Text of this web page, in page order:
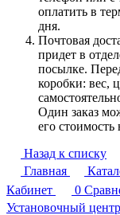
оплатить в
дня.
Почтовая
придет в
посылке.
коробки: вес,
Один заказ
его
Назад к списку
Главная
Кабинет
0
Установочный центр